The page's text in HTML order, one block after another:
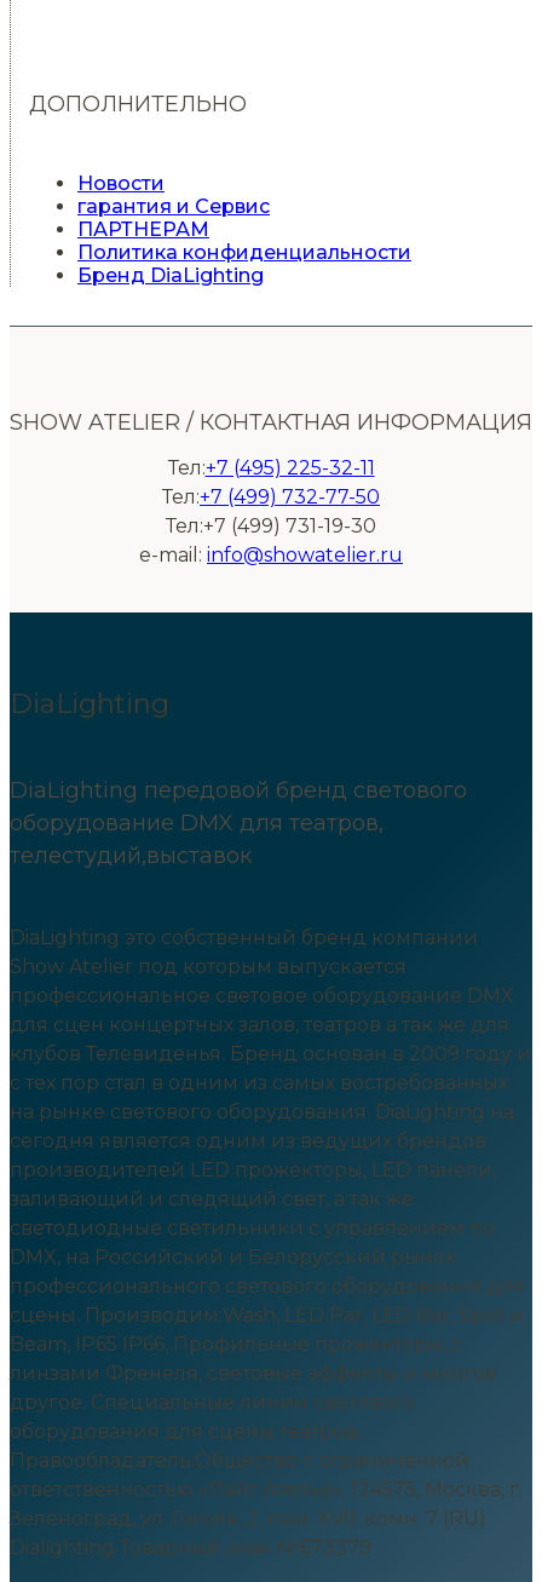
ДОПОЛНИТЕЛЬНО
Новости
гарантия и Сервис
ПАРТНЕРАМ
Политика конфиденциальности
Бренд DiaLighting
SHOW ATELIER / КОНТАКТНАЯ ИНФОРМАЦИЯ
Тел:+7 (495) 225-32-11
Тел:+7 (499) 732-77-50
Тел:+7 (499) 731-19-30
e-mail: info@showatelier.ru
DiaLighting
DiaLighting передовой бренд светового
оборудование DMX для театров,
телестудий,выставок
DiaLighting это собственный бренд компании
Show Atelier под которым выпускается
профессиональное световое оборудование DMX
для сцен концертных залов, театров а так же для
клубов Телевиденья. Бренд основан в 2009 году и
с тех пор стал в одним из самых востребованных
на рынке светового оборудования. DiaLighting на
сегодня является одним из ведущих брендов
производителей LED прожекторы, LED панели,
заливающий и следящий свет, а так же
светодиодные светильники с управлением по
DMX, на Российский и Белорусский рынок
профессионального светового оборудования для
сцены. Производим:Wash, LED Par, LED Bar, Spot и
Beam, IP65 IP66, Профильные прожекторы, c
линзами Френеля, световые эффекты и многое
другое. Специальные линии светового
оборудования для сцены театров,
Правообладатель:Общество с ограниченной
ответственностью «Лайт Ателье», 124575, Москва, г.
Зеленоград, ул. Гоголя, 2, пом. XVII, комн. 7 (RU)
Dialighting Товарный знак №673379